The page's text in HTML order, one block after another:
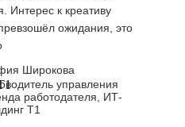
Интерес к креативу
ожидания, это
Широкова
управления
работодателя, ИТ-
Т1